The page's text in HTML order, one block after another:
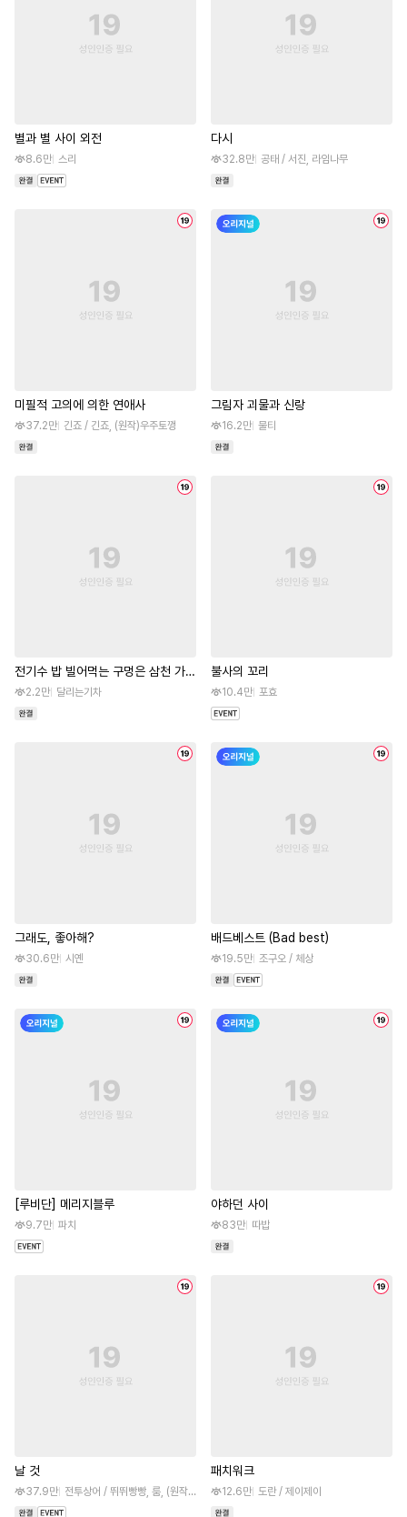
별과 별 사이 외전
8.6만 스리
다시
32.8만 공태 / 서진, 라임나무
미필적 고의에 의한 연애사
37.2만 긴죠 / 긴죠, (원작)우주토깽
그림자 괴물과 신랑
16.2만 물티
전기수 밥 빌어먹는 구멍은 삼천 가지
라_떡방아전
2.2만 달리는기차
불사의 꼬리
10.4만 포효
그래도, 좋아해?
30.6만 시옌
배드베스트 (Bad best)
19.5만 조구오 / 체상
[루비단] 메리지블루
9.7만 파치
야하던 사이
83만 따밥
날 것
37.9만 전투상어 / 뛰뛰빵빵, 룸, (원작)MaRO
패치워크
12.6만 도란 / 제이제이